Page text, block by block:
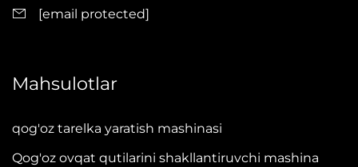
[email protected]
Mahsulotlar
qog'oz tarelka yaratish mashinasi
Qog'oz ovqat qutilarini shakllantiruvchi mashina